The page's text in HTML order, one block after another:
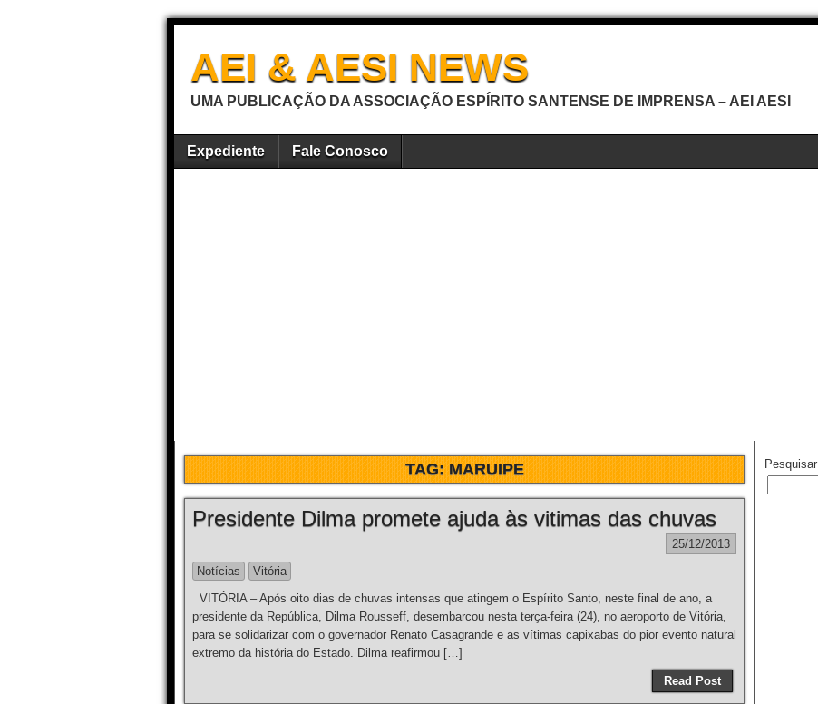
AEI & AESI NEWS
UMA PUBLICAÇÃO DA ASSOCIAÇÃO ESPÍRITO SANTENSE DE IMPRENSA – AEI AESI
Expediente Fale Conosco
TAG:MARUIPE
Presidente Dilma promete ajuda às vitimas das chuvas
25/12/2013
Notícias
Vitória
VITÓRIA – Após oito dias de chuvas intensas que atingem o Espírito Santo, neste final de ano, a
presidente da República, Dilma Rousseff, desembarcou nesta terça-feira (24), no aeroporto de Vitória,
para se solidarizar com o governador Renato Casagrande e as vítimas capixabas do pior evento natural
extremo da história do Estado. Dilma reafirmou […]
Read Post
Pesquisar